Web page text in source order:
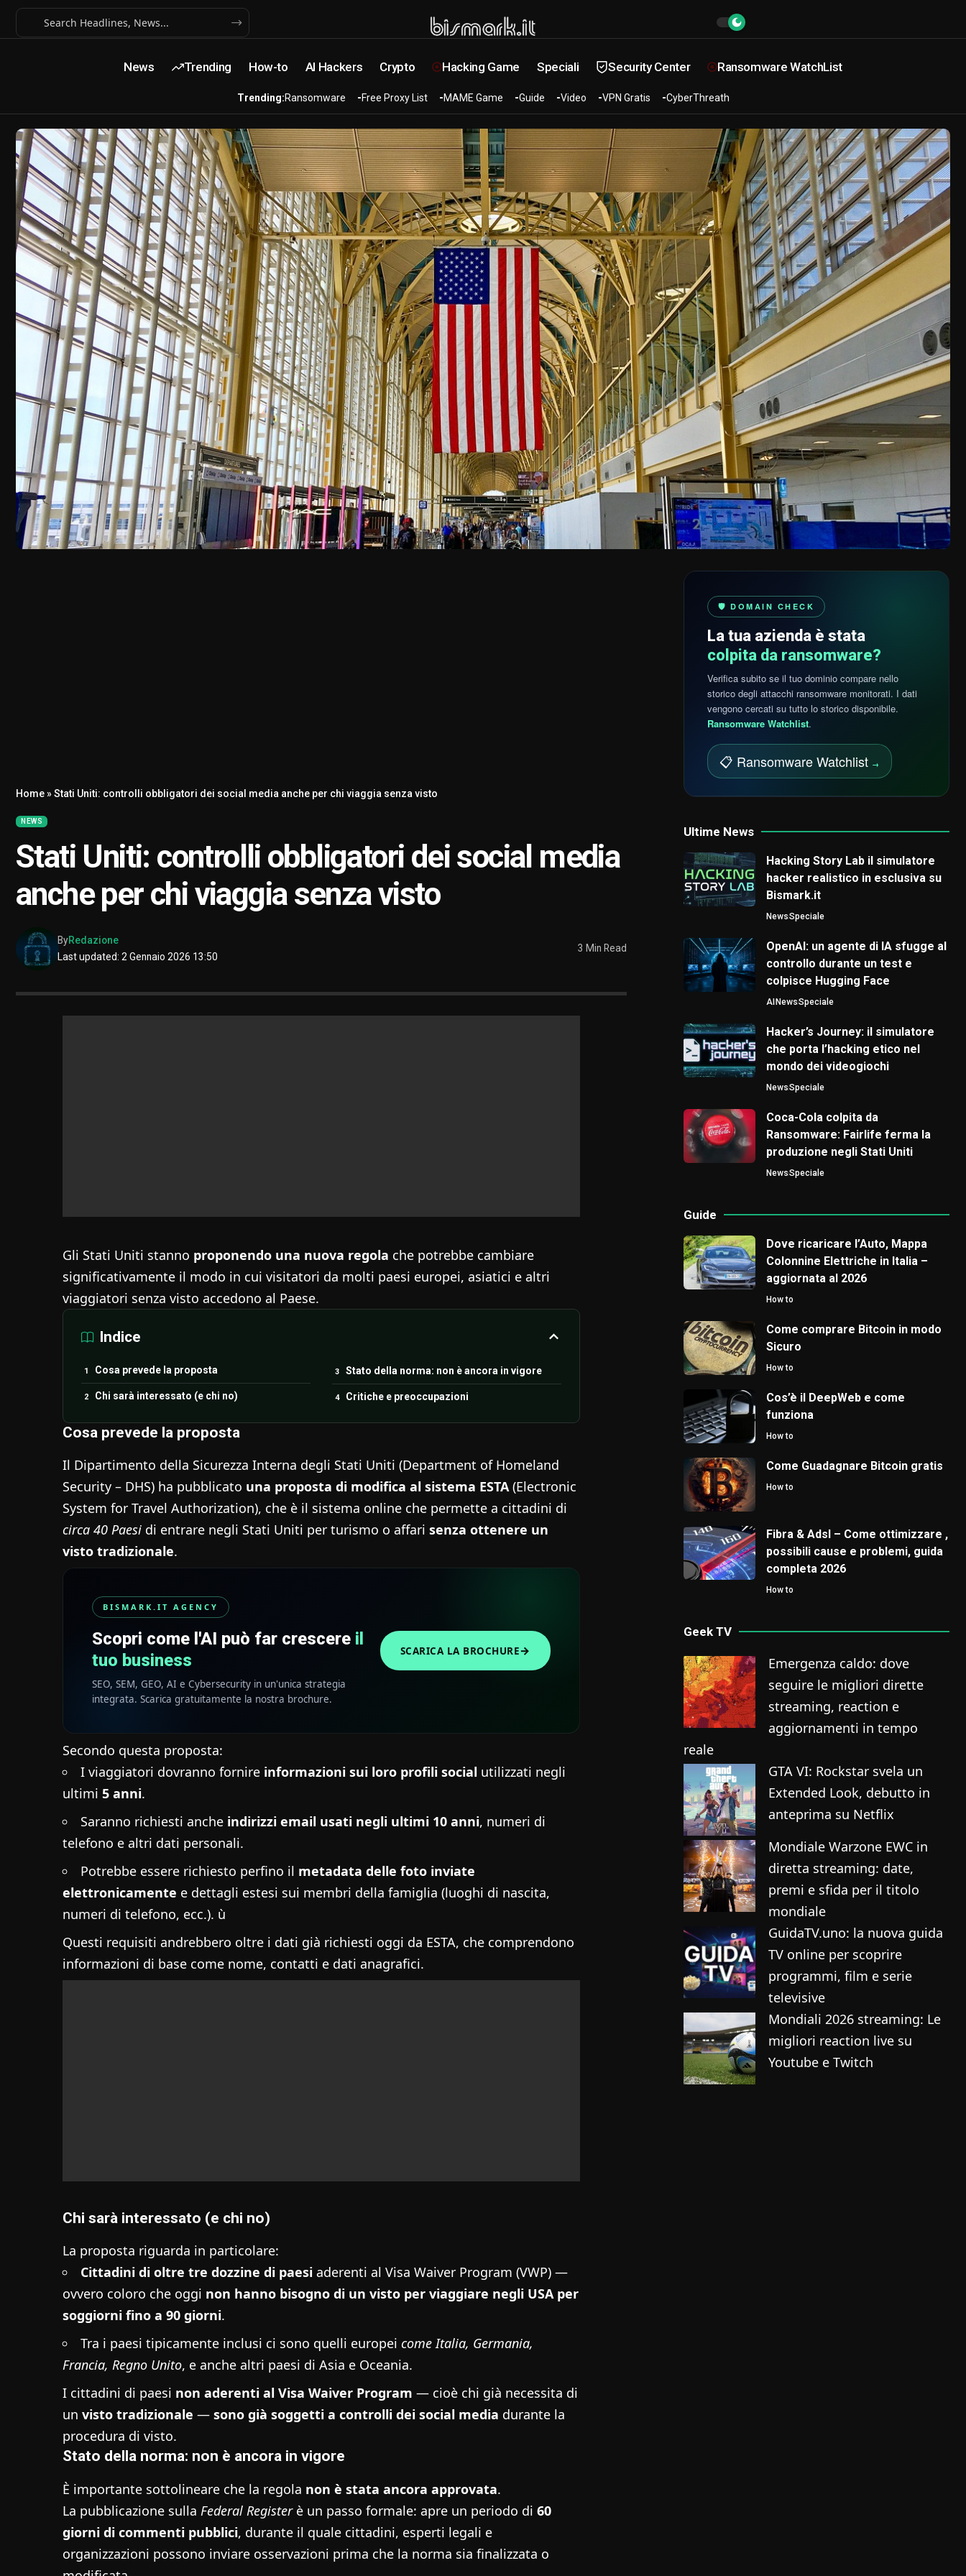
News Trending How-to AI Hackers Crypto Hacking Game Speciali Security Center Ransomware WatchList
Trending:Ransomware Free Proxy List MAME Game Guide Video VPN Gratis CyberThreath
Home»Stati Uniti: controlli obbligatori dei social media anche per chi viaggia senza visto
NEWS
Stati Uniti: controlli obbligatori dei social media
anche per chi viaggia senza visto
Last updated: 2 Gennaio 2026 13:50
ByRedazione
3 Min Read
Gli Stati Uniti stanno proponendo una nuova regola che potrebbe cambiare
significativamente il modo in cui visitatori da molti paesi europei, asiatici e altri
viaggiatori senza visto accedono al Paese.
Indice
Cosa prevede la proposta
Chi sarà interessato (e chi no)
Stato della norma: non è ancora in vigore
Critiche e preoccupazioni
Cosa prevede la proposta
Il Dipartimento della Sicurezza Interna degli Stati Uniti (Department of Homeland
Security – DHS) ha pubblicato una proposta di modifica al sistema ESTA(Electronic
System for Travel Authorization), che è il sistema online che permette a cittadini di
circa 40 Paesidi entrare negli Stati Uniti per turismo o affari senza ottenere un
visto tradizionale.
BISMARK.IT AGENCY
Scopri come l'AI può far crescere il
tuo business
SEO, SEM, GEO, AI e Cybersecurity in un'unica strategia
integrata. Scarica gratuitamente la nostra brochure.
SCARICA LA BROCHURE→
Secondo questa proposta:
I viaggiatori dovranno fornire informazioni sui loro profili social utilizzati negli
ultimi 5 anni.
Saranno richiesti anche indirizzi email usati negli ultimi 10 anni, numeri di
telefono e altri dati personali.
Potrebbe essere richiesto perfino il metadata delle foto inviate
elettronicamente e dettagli estesi sui membri della famiglia (luoghi di nascita,
numeri di telefono, ecc.). ù
Questi requisiti andrebbero oltre i dati già richiesti oggi da ESTA, che comprendono
informazioni di base come nome, contatti e dati anagrafici.
Chi sarà interessato (e chi no)
La proposta riguarda in particolare:
Cittadini di oltre tre dozzine di paesiaderenti al Visa Waiver Program (VWP) —
ovvero coloro che oggi non hanno bisogno di un visto per viaggiare negli USA per
soggiorni fino a 90 giorni.
Tra i paesi tipicamente inclusi ci sono quelli europei come Italia, Germania,
Francia, Regno Unito, e anche altri paesi di Asia e Oceania.
I cittadini di paesi non aderenti al Visa Waiver Program — cioè chi già necessita di
un visto tradizionale — sono già soggetti a controlli dei social media durante la
procedura di visto.
Stato della norma: non è ancora in vigore
È importante sottolineare che la regola non è stata ancora approvata.
La pubblicazione sulla Federal Registerè un passo formale: apre un periodo di 60
giorni di commenti pubblici, durante il quale cittadini, esperti legali e
organizzazioni possono inviare osservazioni prima che la norma sia finalizzata o
🛡️ DOMAIN CHECK
La tua azienda è stata
colpita da ransomware?
Verifica subito se il tuo dominio compare nello
storico degli attacchi ransomware monitorati. I dati
vengono cercati su tutto lo storico disponibile.
Ransomware Watchlist.
📋 Ransomware Watchlist →
Ultime News
Hacking Story Lab il simulatore
hacker realistico in esclusiva su
Bismark.it
NewsSpeciale
OpenAI: un agente di IA sfugge al
controllo durante un test e
colpisce Hugging Face
AINewsSpeciale
Hacker’s Journey: il simulatore
che porta l’hacking etico nel
mondo dei videogiochi
NewsSpeciale
Coca-Cola colpita da
Ransomware: Fairlife ferma la
produzione negli Stati Uniti
NewsSpeciale
Guide
Dove ricaricare l’Auto, Mappa
Colonnine Elettriche in Italia –
aggiornata al 2026
How to
Come comprare Bitcoin in modo
Sicuro
How to
Cos’è il DeepWeb e come
funziona
How to
Come Guadagnare Bitcoin gratis
How to
Fibra & Adsl – Come ottimizzare ,
possibili cause e problemi, guida
completa 2026
How to
Geek TV
Emergenza caldo: dove
seguire le migliori dirette
streaming, reaction e
aggiornamenti in tempo
reale
GTA VI: Rockstar svela un
Extended Look, debutto in
anteprima su Netflix
Mondiale Warzone EWC in
diretta streaming: date,
premi e sfida per il titolo
mondiale
GuidaTV.uno: la nuova guida
TV online per scoprire
programmi, film e serie
televisive
Mondiali 2026 streaming: Le
migliori reaction live su
Youtube e Twitch